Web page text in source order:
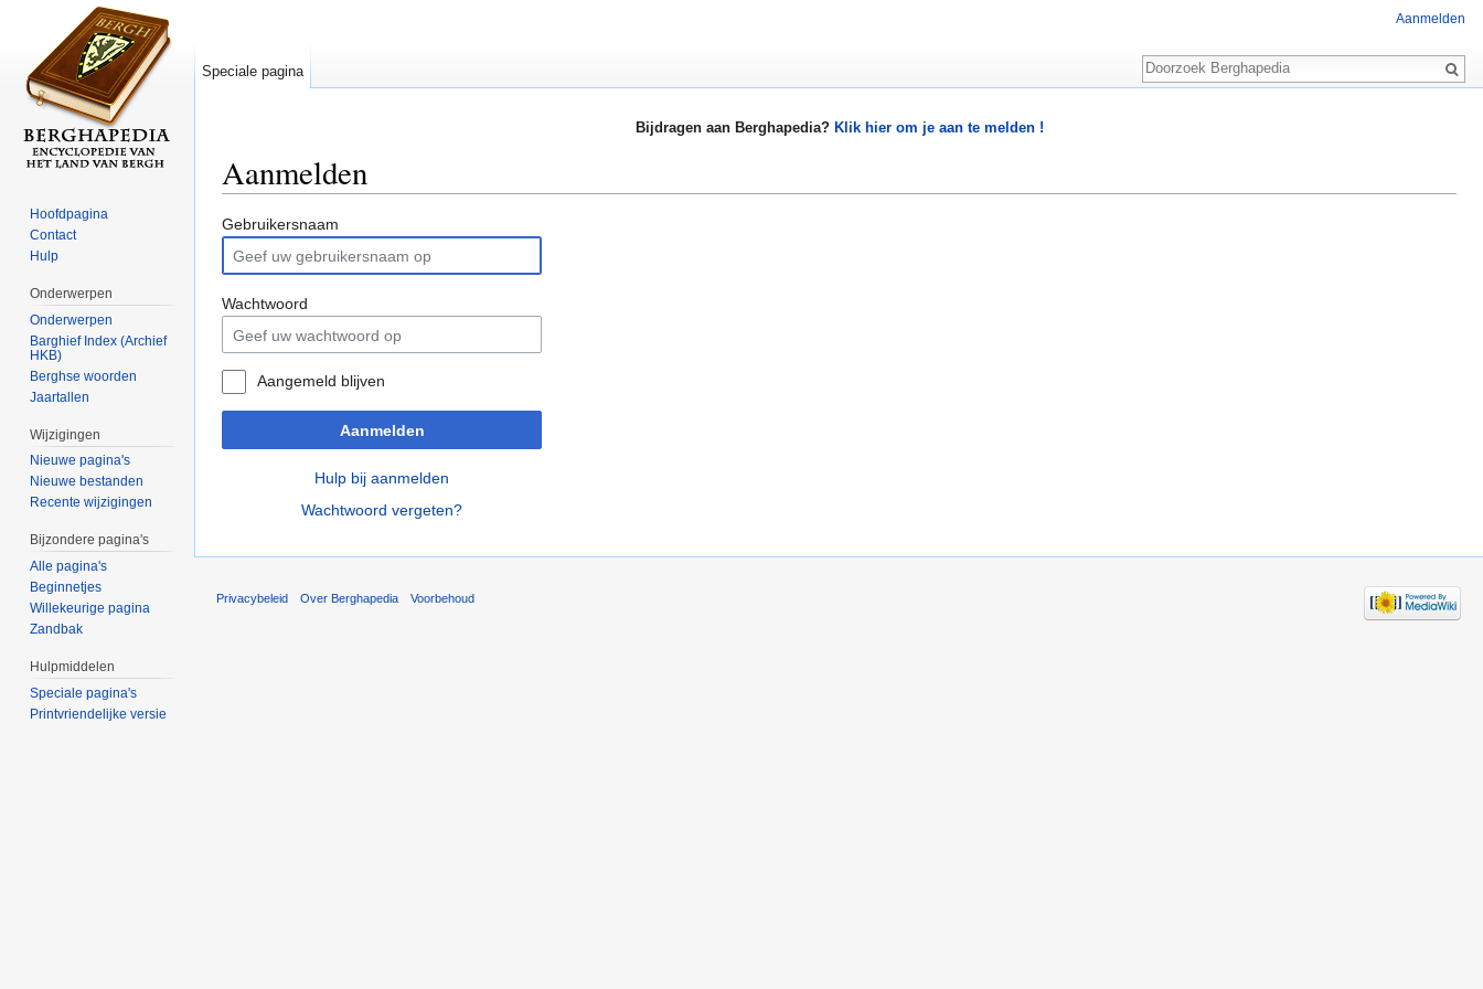
Bijdragen aan Berghapedia? Klik hier om je aan te melden !
Aanmelden
Gebruikersnaam
Wachtwoord
Aangemeld blijven
Aanmelden
Hulp bij aanmelden
Wachtwoord vergeten?
Aanmelden
Speciale pagina
Zoeken
Hoofdpagina
Contact
Hulp
Onderwerpen
Onderwerpen
Barghief Index (Archief
HKB)
Berghse woorden
Jaartallen
Wijzigingen
Nieuwe pagina's
Nieuwe bestanden
Recente wijzigingen
Bijzondere pagina's
Alle pagina's
Beginnetjes
Willekeurige pagina
Zandbak
Hulpmiddelen
Speciale pagina's
Printvriendelijke versie
Privacybeleid Over Berghapedia Voorbehoud